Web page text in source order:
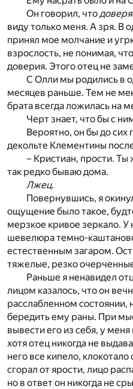
Он говорил, что
виду только меня. А зря. В
принял мое молчание и
взрослость, не понимая,
доверия. Этого отец не
С Олли мы родились в
месяцев раньше. Тем не
брата всегда ложилась на
Черт знает, что бы с
Вероятно, он бы до
декольте Клементины
– Кристиан, прости.
так редко бываю дома.
Лжец.
Повернувшись, я
ощущение было такое,
мерзкое кривое зеркало. У
шевелюра темно-
естественным загаром.
тяжелые, резко
Раньше я ненавидел
лицом казалось, что он
расслабленном состоянии,
бередить ему раны. При
вывести его из себя, у
хотя отец никогда не
него все кипело, клокотало
сгорал от ярости, лицо
но в ответ он никогда не